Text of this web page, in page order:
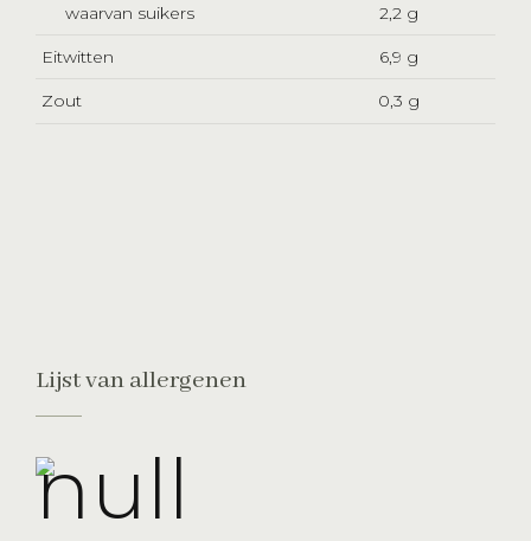
waarvan suikers 2,2 g
Eitwitten 6,9 g
Zout 0,3 g
Lijst van allergenen